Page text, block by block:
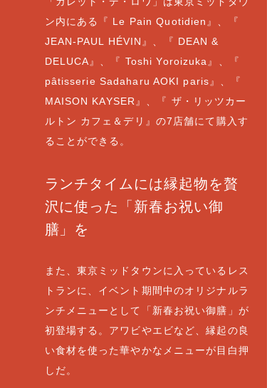
ン内にある『 Le Pain Quotidien』、『
JEAN-PAUL HÉVIN』、『 DEAN &
DELUCA』、『 Toshi Yoroizuka』、『
pâtisserie Sadaharu AOKI paris』、『
MAISON KAYSER』、『 ザ・リッツカー
ルトン カフェ＆デリ』の7店舗にて購入す
ることができる。
ランチタイムには縁起物を贅
沢に使った「新春お祝い御
膳」を
また、東京ミッドタウンに入っているレス
トランに、イベント期間中のオリジナルラ
ンチメニューとして「新春お祝い御膳」が
初登場する。アワビやエビなど、縁起の良
い食材を使った華やかなメニューが目白押
しだ。